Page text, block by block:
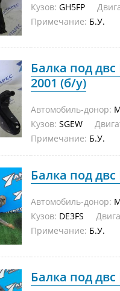
Кузов: GH5FP
Примечание: Б.У.
Балка под двс
2001 (б/у)
Автомобиль-донор:
Кузов: SGEW
Примечание: Б.У.
Балка под двс
Автомобиль-донор:
Кузов: DE3FS
Примечание: Б.У.
Балка под двс